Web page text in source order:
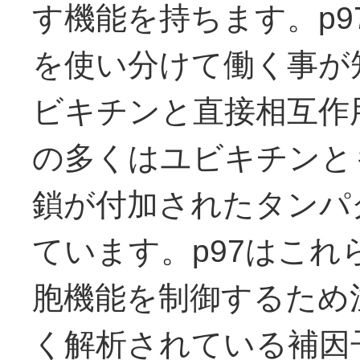
す機能を持ちます。
を使い分けて働く事
ビキチンと直接相互
の多くはユビキチン
鎖が付加されたタン
ています。p97はこれ
胞機能を制御するた
く解析されている補